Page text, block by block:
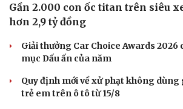
Gần 2.000 con ốc titan trên siêu
hơn 2,9 tỷ đồng
Giải thưởng Car Choice Awards 2026
mục Dấu ấn của năm
Quy định mới về xử phạt không dùng
trẻ em trên ô tô từ 15/8